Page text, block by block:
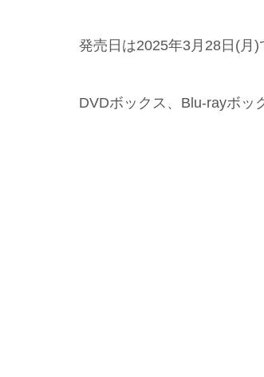
発売日は2025年3月28日(月)
DVDボックス、Blu-rayボッ